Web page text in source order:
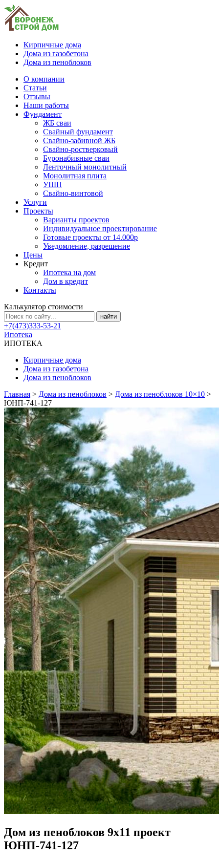
Кирпичные дома
Дома из газобетона
Дома из пеноблоков
О компании
Статьи
Отзывы
Наши работы
Фундамент
ЖБ сваи
Свайный фундамент
Свайно-забивной ЖБ
Свайно-ростверковый
Буронабивные сваи
Ленточный монолитный
Монолитная плита
УШП
Свайно-винтовой
Услуги
Проекты
Варианты проектов
Индивидуальное проектирование
Готовые проекты от 14.000р
Уведомление, разрешение
Цены
Кредит
Ипотека на дом
Дом в кредит
Контакты
Калькулятор стоимости
+7(473)333-53-21
Ипотека
ИПОТЕКА
Кирпичные дома
Дома из газобетона
Дома из пеноблоков
Главная > Дома из пеноблоков > Дома из пеноблоков 10×10 >
ЮНП-741-127
Дом из пеноблоков 9х11 проект
ЮНП-741-127